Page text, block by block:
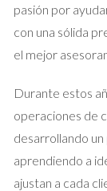
preocupaciones
Gracias a su
vender su
avanzar hacia
que temía.
Caso de
en la
pasión por
con una sólida
el mejor
Durante estos
operaciones de
desarrollando
aprendiendo a
ajustan a cada